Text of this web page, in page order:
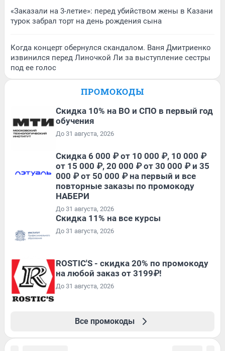
«Заказали на 3-летие»: перед убийством жены в Казани
турок забрал торт на день рождения сына
Когда концерт обернулся скандалом. Ваня Дмитриенко
извинился перед Линочкой Ли за выступление сестры
под ее голос
ПРОМОКОДЫ
Скидка 10% на ВО и СПО в первый год
обучения
До 31 августа, 2026
Скидка 6 000 ₽ от 10 000 ₽, 10 000 ₽
от 15 000 ₽, 20 000 ₽ от 30 000 ₽ и 35
000 ₽ от 50 000 ₽ на первый и все
повторные заказы по промокоду
НАБЕРИ
До 31 августа, 2026
Скидка 11% на все курсы
До 31 августа, 2026
ROSTIC'S - скидка 20% по промокоду
на любой заказ от 3199₽!
До 31 августа, 2026
Все промокоды